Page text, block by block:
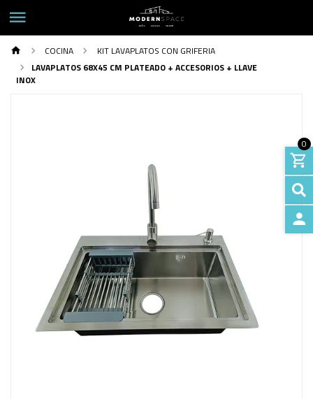
0
COCINA
KIT LAVAPLATOS CON GRIFERIA
LAVAPLATOS 68X45 CM PLATEADO + ACCESORIOS + LLAVE
INOX
Previous